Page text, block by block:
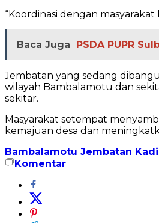
“Koordinasi dengan
Baca Juga PSDA PUPR
Jembatan yang sedang
wilayah Bambalamotu dan
sekitar.
Masyarakat setempat
kemajuan desa dan
Bambalamotu Jembatan
Komentar